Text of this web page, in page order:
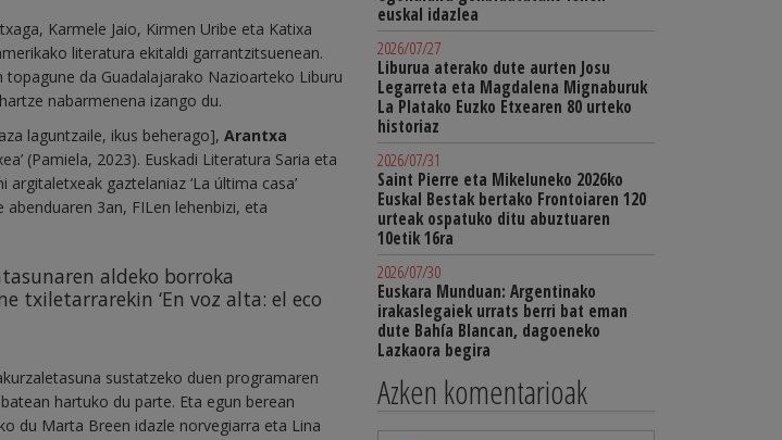
Karmele Jaio, Kirmen Uribe eta Katixa
literatura ekitaldi garrantzitsuenean.
da Guadalajarako Nazioarteko Liburu
nabarmenena izango du.
laguntzaile, ikus beherago], Arantxa
(Pamiela, 2023). Euskadi Literatura Saria eta
gaztelaniaz ‘La última casa’
3an, FILen lehenbizi, eta
aldeko borroka
txiletarrarekin ‘En voz alta: el eco
sustatzeko duen programaren
hartuko du parte. Eta egun berean
du Marta Breen idazle norvegiarra eta Lina
euskal idazlea
2026/07/27
Liburua aterako dute aurten Josu
Legarreta eta Magdalena Mignaburuk
La Platako Euzko Etxearen 80 urteko
historiaz
2026/07/31
Saint Pierre eta Mikeluneko 2026ko
Euskal Bestak bertako Frontoiaren 120
urteak ospatuko ditu abuztuaren
10etik 16ra
2026/07/30
Euskara Munduan: Argentinako
irakaslegaiek urrats berri bat eman
dute Bahía Blancan, dagoeneko
Lazkaora begira
Azken komentarioak